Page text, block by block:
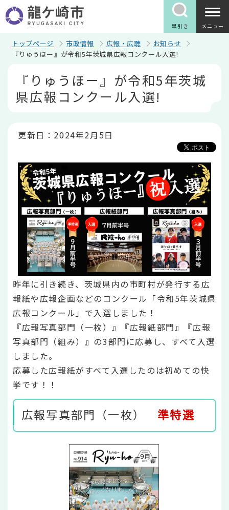
の
ペ
早引き メニュー
トップページ 市政情報 広報・広聴
お知らせ
『りゅうほー』が令和5年茨城県広報コンクール入選!
『りゅうほー』が令和5年茨城
県広報コンクール入選!
更新日：2024年2月5日
昨年に引き続き、茨城県内の市町村が発行する広
報紙や広報企画などのコンクール「令和5年茨城県
広報コンクール」で入選しました！
『広報写真部門（一枚）』『広報紙部門』『広報
写真部門（組み）』の3部門に応募し、すべて入選
しました。
応募した広報紙がすべて入選したのは初めての快
挙です！！
広報写真部門（一枚） 準特選